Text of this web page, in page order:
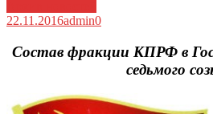
22.11.2016admin0
Состав фракции КПРФ в
седьмого